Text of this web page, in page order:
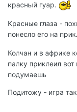
красный гуар.
Красные глаза -
понесло его на
Колчан и в африке
палку приклеил
подумаешь
Подитожу - игра